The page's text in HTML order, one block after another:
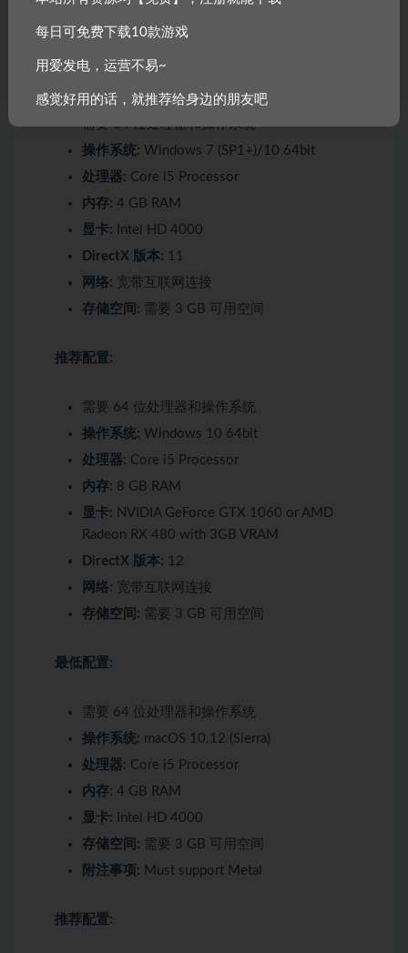
Windows
macOS
最低配置:
需要 64 位处理器和操作系统
操作系统: Windows 7 (SP1+)/10 64bit
处理器: Core i5 Processor
内存: 4 GB RAM
显卡: Intel HD 4000
DirectX 版本: 11
网络: 宽带互联网连接
存储空间: 需要 3 GB 可用空间
推荐配置:
需要 64 位处理器和操作系统
操作系统: Windows 10 64bit
处理器: Core i5 Processor
内存: 8 GB RAM
显卡: NVIDIA GeForce GTX 1060 or AMD
Radeon RX 480 with 3GB VRAM
DirectX 版本: 12
网络: 宽带互联网连接
存储空间: 需要 3 GB 可用空间
最低配置:
需要 64 位处理器和操作系统
操作系统: macOS 10.12 (Sierra)
处理器: Core i5 Processor
内存: 4 GB RAM
显卡: Intel HD 4000
存储空间: 需要 3 GB 可用空间
附注事项: Must support Metal
推荐配置:
每日可免费下载10款游戏
用爱发电，运营不易~
感觉好用的话，就推荐给身边的朋友吧